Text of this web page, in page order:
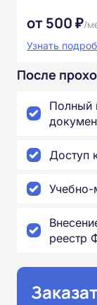
от 500 ₽/
Узнать
После
Полный
Доступ
Учебно-
реестр